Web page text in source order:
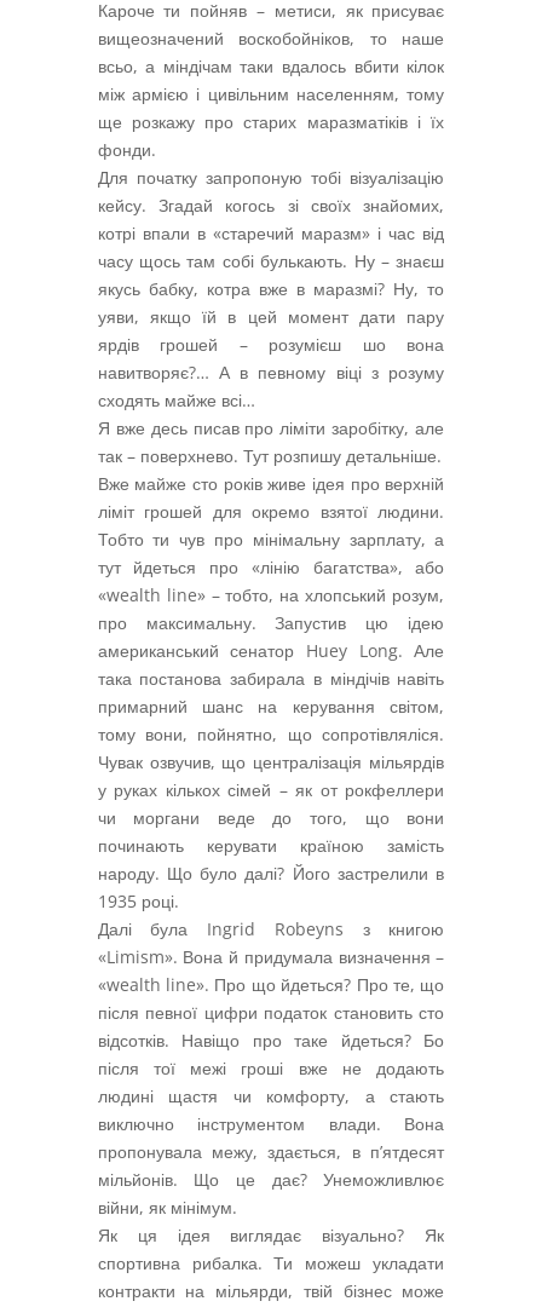
Кароче ти пойняв – метиси, як присуває
вищеозначений воскобойніков, то наше
всьо, а міндічам таки вдалось вбити кілок
між армією і цивільним населенням, тому
ще розкажу про старих маразматіків і їх
фонди.
Для початку запропоную тобі візуалізацію
кейсу. Згадай когось зі своїх знайомих,
котрі впали в «старечий маразм» і час від
часу щось там собі булькають. Ну – знаєш
якусь бабку, котра вже в маразмі? Ну, то
уяви, якщо їй в цей момент дати пару
ярдів грошей – розумієш шо вона
навитворяє?… А в певному віці з розуму
сходять майже всі…
Я вже десь писав про ліміти заробітку, але
так – поверхнево. Тут розпишу детальніше.
Вже майже сто років живе ідея про верхній
ліміт грошей для окремо взятої людини.
Тобто ти чув про мінімальну зарплату, а
тут йдеться про «лінію багатства», або
«wealth line» – тобто, на хлопський розум,
про максимальну. Запустив цю ідею
американський сенатор Huey Long. Але
така постанова забирала в міндічів навіть
примарний шанс на керування світом,
тому вони, пойнятно, що сопротівляліся.
Чувак озвучив, що централізація мільярдів
у руках кількох сімей – як от рокфеллери
чи моргани веде до того, що вони
починають керувати країною замість
народу. Що було далі? Його застрелили в
1935 році.
Далі була Ingrid Robeyns з книгою
«Limism». Вона й придумала визначення –
«wealth line». Про що йдеться? Про те, що
після певної цифри податок становить сто
відсотків. Навіщо про таке йдеться? Бо
після тої межі гроші вже не додають
людині щастя чи комфорту, а стають
виключно інструментом влади. Вона
пропонувала межу, здається, в п’ятдесят
мільйонів. Що це дає? Унеможливлює
війни, як мінімум.
Як ця ідея виглядає візуально? Як
спортивна рибалка. Ти можеш укладати
контракти на мільярди, твій бізнес може